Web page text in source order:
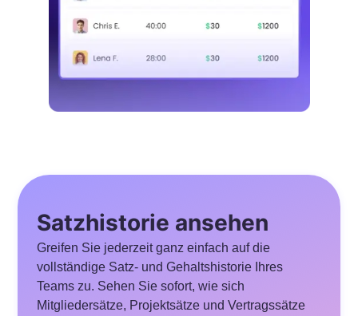
Satzhistorie ansehen
Greifen Sie jederzeit ganz einfach auf die
vollständige Satz- und Gehaltshistorie Ihres
Teams zu. Sehen Sie sofort, wie sich
Mitgliedersätze, Projektsätze und Vertragssätze